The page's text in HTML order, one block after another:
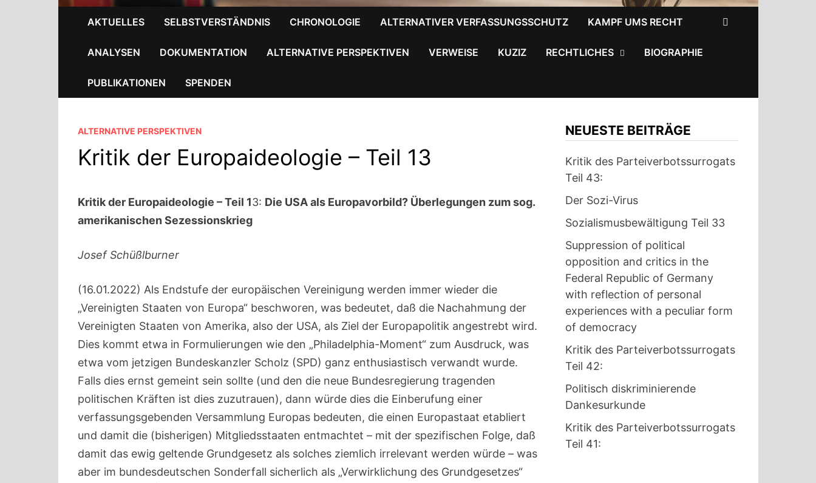
AKTUELLES SELBSTVERSTÄNDNIS CHRONOLOGIE ALTERNATIVER VERFASSUNGSSCHUTZ KAMPF UMS RECHT
ANALYSEN DOKUMENTATION ALTERNATIVE PERSPEKTIVEN VERWEISE KUZIZ RECHTLICHES BIOGRAPHIE
PUBLIKATIONEN SPENDEN
ALTERNATIVE PERSPEKTIVEN
Kritik der Europaideologie – Teil 13
Kritik der Europaideologie – Teil 13: Die USA als Europavorbild? Überlegungen zum sog.
amerikanischen Sezessionskrieg
Josef Schüßlburner
(16.01.2022) Als Endstufe der europäischen Vereinigung werden immer wieder die
„Vereinigten Staaten von Europa“ beschworen, was bedeutet, daß die Nachahmung der
Vereinigten Staaten von Amerika, also der USA, als Ziel der Europapolitik angestrebt wird.
Dies kommt etwa in Formulierungen wie den „Philadelphia-Moment“ zum Ausdruck, was
etwa vom jetzigen Bundeskanzler Scholz (SPD) ganz enthusiastisch verwandt wurde.
Falls dies ernst gemeint sein sollte (und den die neue Bundesregierung tragenden
politischen Kräften ist dies zuzutrauen), dann würde dies die Einberufung einer
verfassungsgebenden Versammlung Europas bedeuten, die einen Europastaat etabliert
und damit die (bisherigen) Mitgliedsstaaten entmachtet – mit der spezifischen Folge, daß
damit das ewig geltende Grundgesetz als solches ziemlich irrelevant werden würde – was
aber im bundesdeutschen Sonderfall sicherlich als „Verwirklichung des Grundgesetzes“
NEUESTE BEITRÄGE
Kritik des Parteiverbotssurrogats
Teil 43:
Der Sozi-Virus
Sozialismusbewältigung Teil 33
Suppression of political
opposition and critics in the
Federal Republic of Germany
with reflection of personal
experiences with a peculiar form
of democracy
Kritik des Parteiverbotssurrogats
Teil 42:
Politisch diskriminierende
Dankesurkunde
Kritik des Parteiverbotssurrogats
Teil 41: